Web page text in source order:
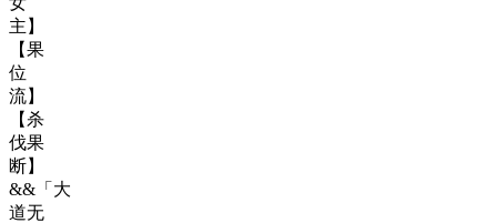
主】
【果
位
流】
【杀
伐果
断】
&&「大
道无